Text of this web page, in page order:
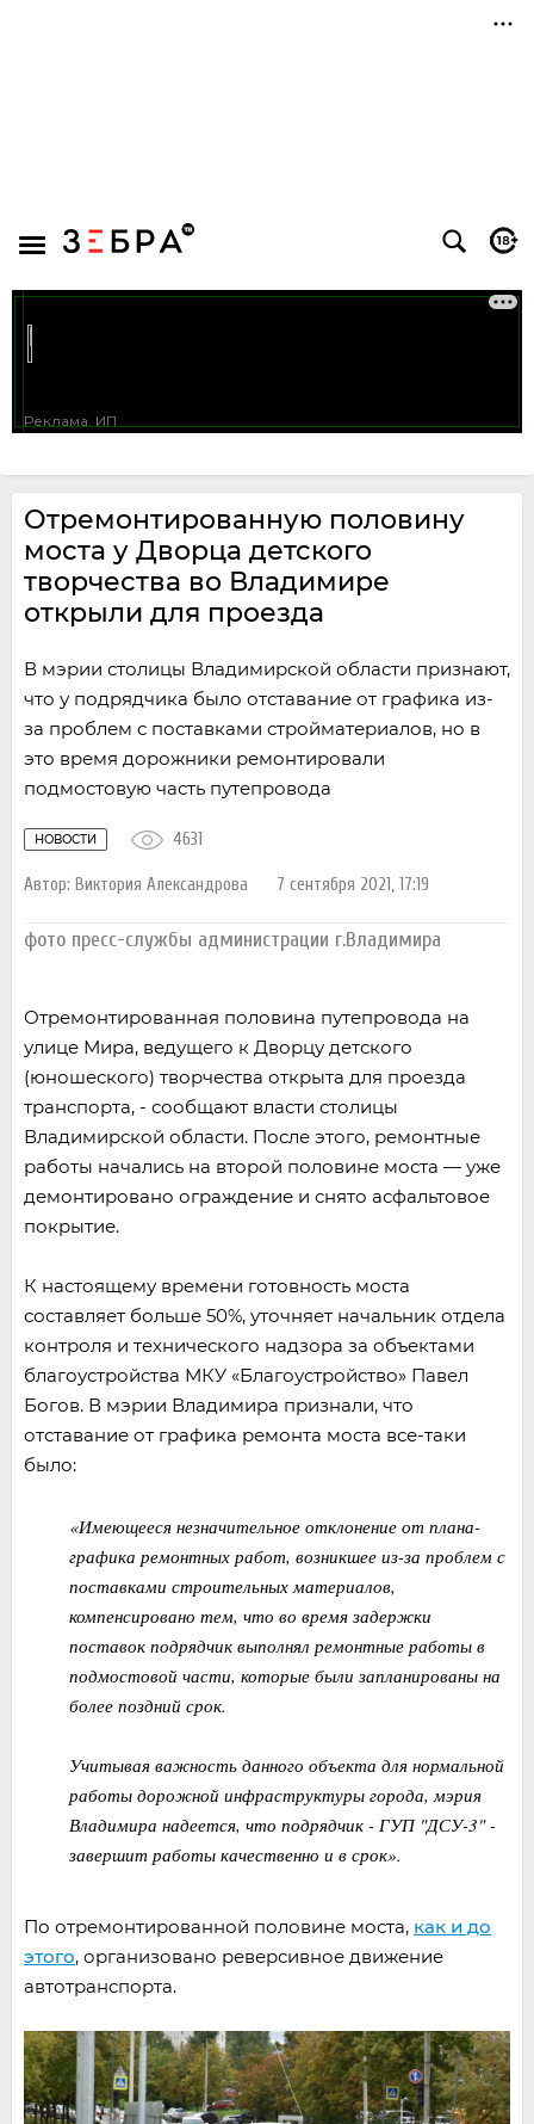
Отремонтированную половину
моста у Дворца детского
творчества во Владимире
открыли для проезда
В мэрии столицы Владимирской области признают,
что у подрядчика было отставание от графика из-
за проблем с поставками стройматериалов, но в
это время дорожники ремонтировали
подмостовую часть путепровода
НОВОСТИ
Автор: Виктория Александрова 7 сентября 2021, 17:19
4631
фото пресс-службы администрации г.Владимира
Отремонтированная половина путепровода на
улице Мира, ведущего к Дворцу детского
(юношеского) творчества открыта для проезда
транспорта, - сообщают власти столицы
Владимирской области. После этого, ремонтные
работы начались на второй половине моста — уже
демонтировано ограждение и снято асфальтовое
покрытие.
К настоящему времени готовность моста
составляет больше 50%, уточняет начальник отдела
контроля и технического надзора за объектами
благоустройства МКУ «Благоустройство» Павел
Богов. В мэрии Владимира признали, что
отставание от графика ремонта моста все-таки
было:
«Имеющееся незначительное отклонение от плана-
графика ремонтных работ, возникшее из-за проблем с
поставками строительных материалов,
компенсировано тем, что во время задержки
поставок подрядчик выполнял ремонтные работы в
подмостовой части, которые были запланированы на
более поздний срок.
Учитывая важность данного объекта для нормальной
работы дорожной инфраструктуры города, мэрия
Владимира надеется, что подрядчик - ГУП "ДСУ-3" -
завершит работы качественно и в срок».
По отремонтированной половине моста, как и до
этого, организовано реверсивное движение
автотранспорта.